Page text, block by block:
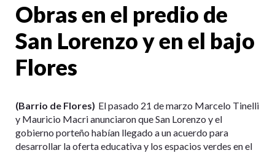
Obras en el predio de
San Lorenzo y en el bajo
Flores
(Barrio de Flores) El pasado 21 de marzo Marcelo Tinelli
y Mauricio Macri anunciaron que San Lorenzo y el
gobierno porteño habían llegado a un acuerdo para
desarrollar la oferta educativa y los espacios verdes en el